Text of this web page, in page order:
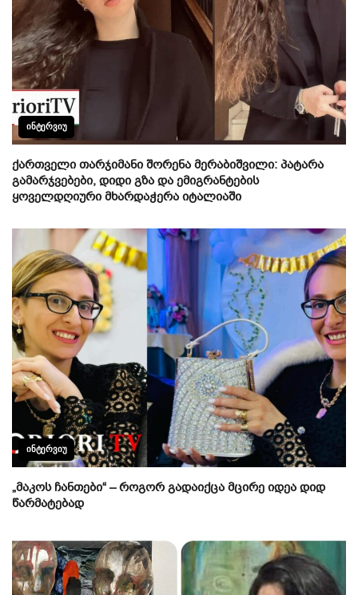
ᲘᲜᲢᲔᲠᲕᲘᲣ
ქართველი თარჯიმანი შორენა მერაბიშვილი: პატარა
გამარჯვებები, დიდი გზა და ემიგრანტების
ყოველდღიური მხარდაჭერა იტალიაში
ᲘᲜᲢᲔᲠᲕᲘᲣ
„მაკოს ჩანთები“ – როგორ გადაიქცა მცირე იდეა დიდ
წარმატებად